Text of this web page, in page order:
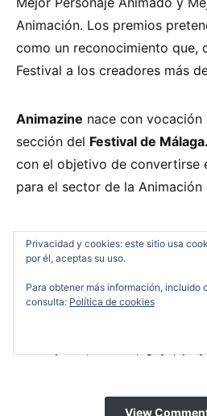
Animación. Los premios
como un reconocimiento que,
Festival a los creadores más
Animazine nace con vocación
sección del Festival de
con el objetivo de convertirse
para el sector de la Animación
Paco Casado
View
Privacidad y cookies: este sitio usa
por él, aceptas su uso.
Para obtener más información, incluido
consulta: Política de cookies